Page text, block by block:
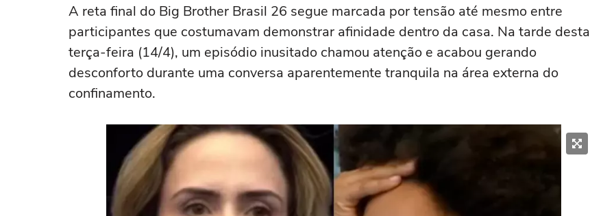
A reta final do Big Brother Brasil 26 segue marcada por tensão até mesmo entre
participantes que costumavam demonstrar afinidade dentro da casa. Na tarde desta
terça-feira (14/4), um episódio inusitado chamou atenção e acabou gerando
desconforto durante uma conversa aparentemente tranquila na área externa do
confinamento.